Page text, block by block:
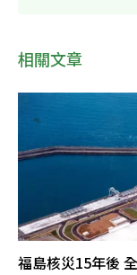
相關文章
福島核災15年後